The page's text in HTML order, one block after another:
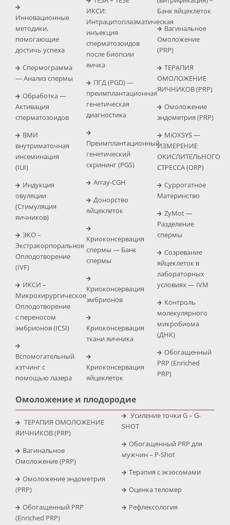
Инновационные
методики,
помогающие
достичь успеха
Спермограмма
— Анализ спермы
Обработка —
Активация
сперматозоидов
ВМИ
внутриматочная
инсеминация
(IUI)
Индукция
овуляции
(Стимуляция
яичников)
ЭКО –
Экстракорпоральное
Оплодотворение
(IVF)
ИКСИ –
Микрохирургическое
Оплодотворение
с переносом
эмбрионов (ICSI)
Вспомогательный
хэтчинг с
помощью лазера
ИКСИ:
Интрацитоплазматическая
инъекция
сперматозоидов
после биопсии
яичка
ПГД (PGD) —
преимплантационная
генетическая
диагностика
Преимплантационный
генетический
скрининг (PGS)
Array-CGH
Донорство
яйцеклеток
Криоконсервация
спермы — Банк
спермы
Криоконсервация
эмбрионов
Криоконсервация
ткани яичника
Криоконсервация
яйцеклеток
Банк яйцеклеток
Вагинальное
Омоложение
(PRP)
ТЕРАПИЯ
ОМОЛОЖЕНИЕ
ЯИЧНИКОВ (PRP)
Омоложение
эндометрия (PRP)
MiOXSYS —
ИЗМЕРЕНИЕ
ОКИСЛИТЕЛЬНОГО
СТРЕССА (ΟRP)
Суррогатное
Материнство
ZyMot —
Pазделение
спермы
Созревание
яйцеклеток в
лабораторных
условиях — IVM
Контроль
молекулярного
микробиома
(ДНК)
Обогащенный
PRP (Enriched
PRP)
Омоложение и плодородие
ТЕРАПИЯ ОМОЛОЖЕНИЕ
ЯИЧНИКОВ (PRP)
Вагинальное
Омоложение (PRP)
Омоложение эндометрия
(PRP)
Обогащенный PRP
(Enriched PRP)
Усиление точки G – G-
SHOT
Обогащенный PRP для
мужчин – P-Shot
Терапия с экзосомами
Оценка теломер
Рефлексология